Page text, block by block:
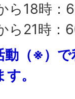
ら18時：
ら21時：
動（※）
。